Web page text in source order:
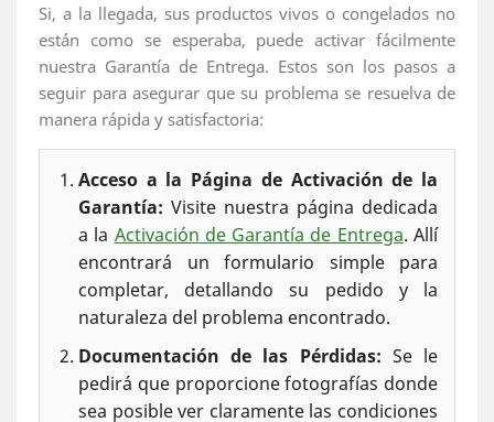
Si, a la llegada, sus productos vivos o congelados no
están como se esperaba, puede activar fácilmente
nuestra Garantía de Entrega. Estos son los pasos a
seguir para asegurar que su problema se resuelva de
manera rápida y satisfactoria:
Acceso a la Página de Activación de la
Garantía: Visite nuestra página dedicada
a la Activación de Garantía de Entrega. Allí
encontrará un formulario simple para
completar, detallando su pedido y la
naturaleza del problema encontrado.
Documentación de las Pérdidas: Se le
pedirá que proporcione fotografías donde
sea posible ver claramente las condiciones